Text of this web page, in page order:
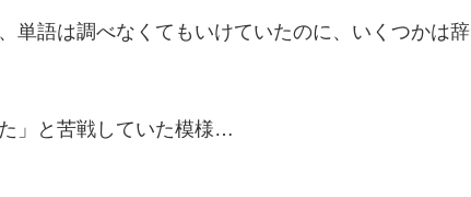
単語は調べなくてもいけていたのに、いくつかは辞
」と苦戦していた模様…